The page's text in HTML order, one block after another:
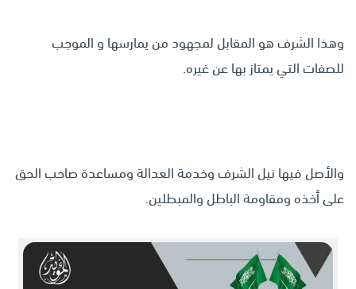
وهذا الشرف هو المقابل لمجهود من يمارسها و الموجب
للصفات التي يمتاز بها عن غيره.
والأصل فيها نيل الشرف وخدمة العدالة ومساعدة صاحب الحق
على أخذه ومقاومة الباطل والمبطلين.